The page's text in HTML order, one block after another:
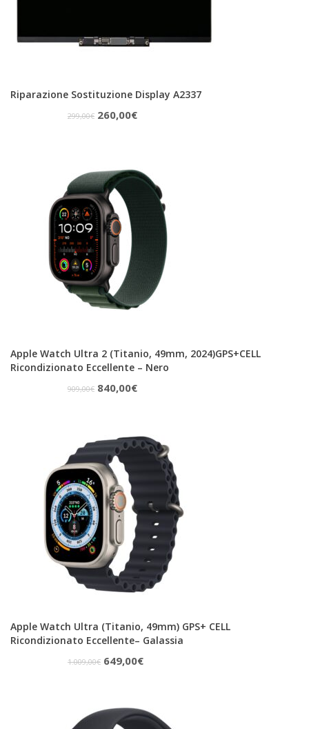
Riparazione Sostituzione Display A2337
299,00€ Il
era:
299,00€.
260,00€Il
è:
260,00€.
Apple Watch Ultra 2 (Titanio, 49mm, 2024)GPS+CELL
Ricondizionato Eccellente – Nero
909,00€ Il
era:
909,00€.
840,00€Il
è:
840,00€.
Apple Watch Ultra (Titanio, 49mm) GPS+ CELL
Ricondizionato Eccellente– Galassia
1.009,00€ Il
era:
649,00€Il
è: